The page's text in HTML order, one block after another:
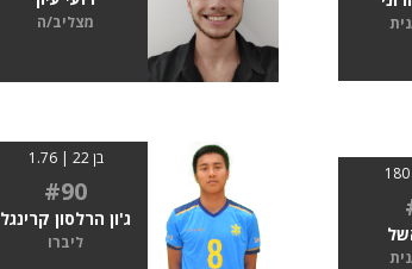
מצליב/ה
בן 22 | 1.76
#90
ג'ון הרלסון קרינגל
ליברו